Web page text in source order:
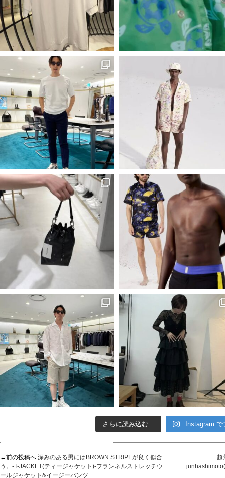
さらに読み込む... Instagram
←前の投稿へ 深みのある男にはBROWN STRIPEが良く似合
う。-T-JACKET(ティージャケット)-フランネルストレッチウ
ールジャケット&イージーパンツ
超